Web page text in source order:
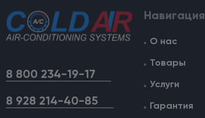
8 800 234-19-17
8 928 214-40-85
Навигация
О нас
Товары
Услуги
Гарантия